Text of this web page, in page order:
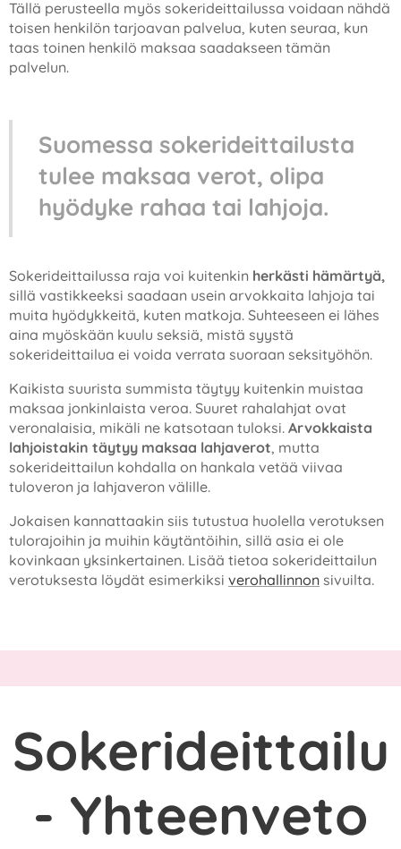
Tällä perusteella myös sokerideittailussa voidaan nähdä
toisen henkilön tarjoavan palvelua, kuten seuraa, kun
taas toinen henkilö maksaa saadakseen tämän
palvelun.
Suomessa sokerideittailusta
tulee maksaa verot, olipa
hyödyke rahaa tai lahjoja.
Sokerideittailussa raja voi kuitenkin herkästi hämärtyä,
sillä vastikkeeksi saadaan usein arvokkaita lahjoja tai
muita hyödykkeitä, kuten matkoja. Suhteeseen ei lähes
aina myöskään kuulu seksiä, mistä syystä
sokerideittailua ei voida verrata suoraan seksityöhön.
Kaikista suurista summista täytyy kuitenkin muistaa
maksaa jonkinlaista veroa. Suuret rahalahjat ovat
veronalaisia, mikäli ne katsotaan tuloksi. Arvokkaista
lahjoistakin täytyy maksaa lahjaverot, mutta
sokerideittailun kohdalla on hankala vetää viivaa
tuloveron ja lahjaveron välille.
Jokaisen kannattaakin siis tutustua huolella verotuksen
tulorajoihin ja muihin käytäntöihin, sillä asia ei ole
kovinkaan yksinkertainen. Lisää tietoa sokerideittailun
verotuksesta löydät esimerkiksi verohallinnon sivuilta.
Sokerideittailu
- Yhteenveto